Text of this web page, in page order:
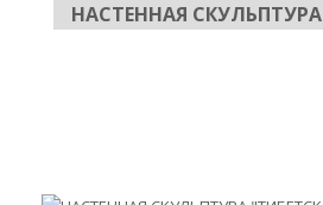
НАСТЕННАЯ СКУЛЬПТУРА